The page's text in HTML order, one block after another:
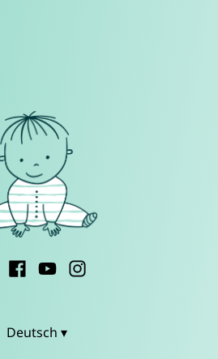
Deutsch ▾